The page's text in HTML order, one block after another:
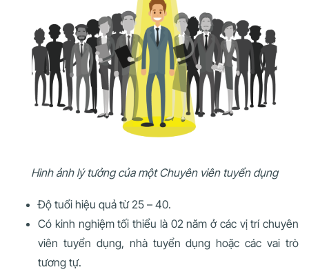
Hình ảnh lý tưởng của một Chuyên viên tuyển dụng
Độ tuổi hiệu quả từ 25 – 40.
Có kinh nghiệm tối thiểu là 02 năm ở các vị trí chuyên
viên tuyển dụng, nhà tuyển dụng hoặc các vai trò
tương tự.